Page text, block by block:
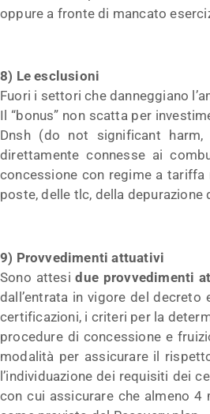
oppure a fronte di mancato
8) Le esclusioni
Fuori i settori che danneggiano
Il “bonus” non scatta per
Dnsh (do not significant harm,
direttamente connesse ai
concessione con regime a tariffa
poste, delle tlc, della
9) Provvedimenti attuativi
Sono attesidue provvedimenti
dall’entrata in vigore del
certificazioni, i criteri per la
procedure di concessione e
modalità per assicurare il
l’individuazione dei requisiti dei
con cui assicurare che almeno